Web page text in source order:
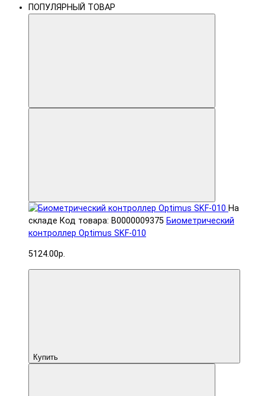
ПОПУЛЯРНЫЙ ТОВАР
На
складе Код товара: В0000009375 Биометрический
контроллер Optimus SKF-010
5124.00р.
Купить